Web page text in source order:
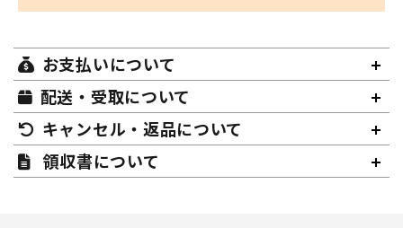
お支払いについて
配送・受取について
キャンセル・返品について
領収書について